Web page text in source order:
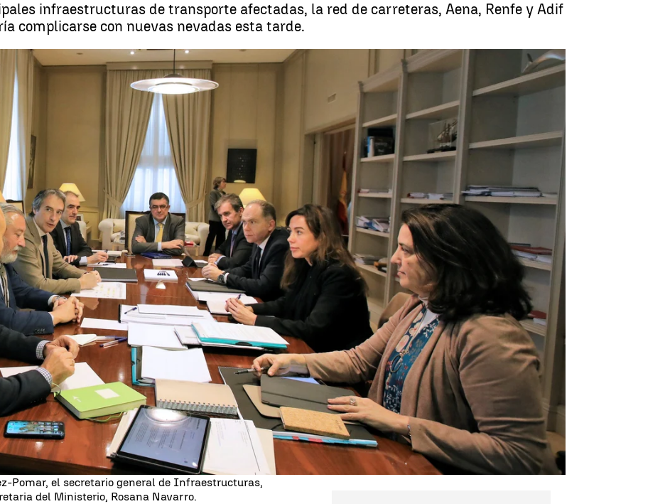
infraestructuras de transporte afectadas, la red de carreteras, Aena, Renfe y Adif
complicarse con nuevas nevadas esta tarde.
Fomento reúne su gabinete de crisis para seguir el efecto en los transportes del temporal de nieve | antena3.com/Agencias
Whatsapp
Facebook
X Linkedin
reunido a su gabinete de crisis en el Departamento
que la "complicada situación meteorológica" está
de transporte, según informó el
presidido por el titular del Departamento,Iñigo de la
de Aena, Jaime García-Legaz, de Renfe, Juan
órgano el secretario de Estado de Infraestructuras
Pomar, el secretario general de Infraestructuras,
del Ministerio, Rosana Navarro.